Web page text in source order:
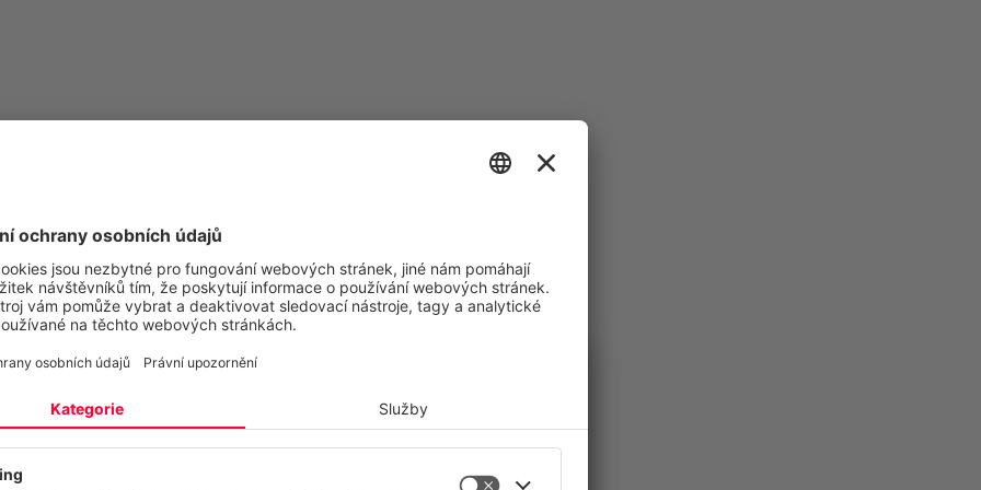
služby SIP Trunk
SIP trunk
vašeho soukromí
stránky používají cookies a podobné technologie, abychom mohli
a neustále zlepšovat naše služby a zobrazovat reklamy podle vašich zájmů.